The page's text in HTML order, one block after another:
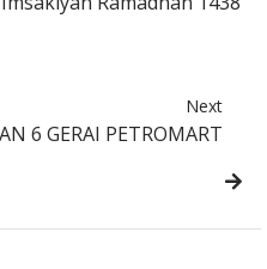
Next
6 GERAI PETROMART